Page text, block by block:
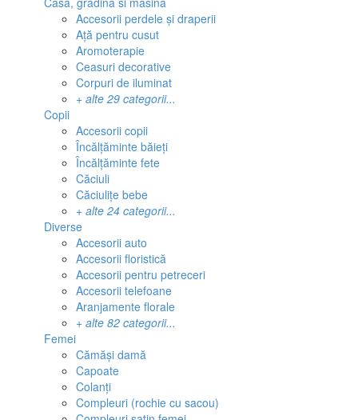
Accesorii perdele și draperii
Ață pentru cusut
Aromoterapie
Ceasuri decorative
Corpuri de iluminat
+ alte 29 categorii...
Copii
Accesorii copii
Încălțăminte băieți
Încălțăminte fete
Căciuli
Căciulițe bebe
+ alte 24 categorii...
Diverse
Accesorii auto
Accesorii floristică
Accesorii pentru petreceri
Accesorii telefoane
Aranjamente florale
+ alte 82 categorii...
Femei
Cămăși damă
Capoate
Colanți
Compleuri (rochie cu sacou)